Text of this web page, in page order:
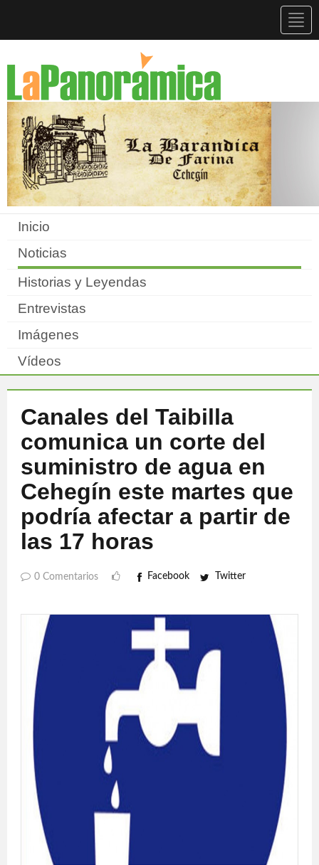
Inicio
Noticias
Historias y Leyendas
Entrevistas
Imágenes
Vídeos
Canales del Taibilla
comunica un corte del
suministro de agua en
Cehegín este martes que
podría afectar a partir de
las 17 horas
0 Comentarios Facebook Twitter